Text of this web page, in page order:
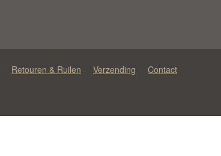
Retouren & Ruilen Verzending Contact